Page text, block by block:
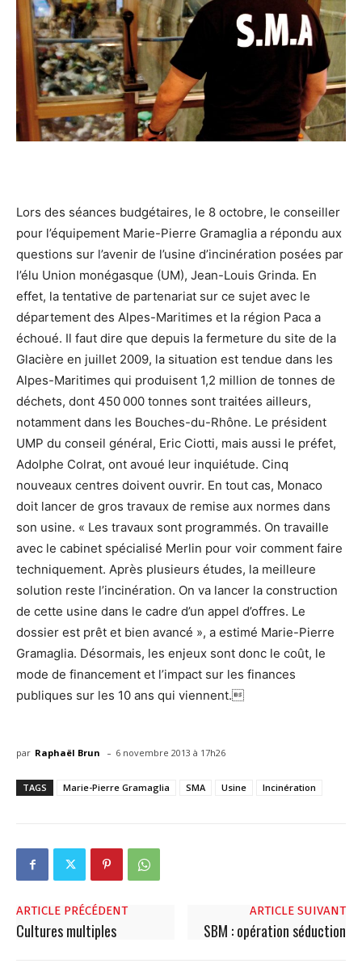
Lors des séances budgétaires, le 8 octobre, le conseiller
pour l’équipement Marie-Pierre Gramaglia a répondu aux
questions sur l’avenir de l’usine d’incinération posées par
l’élu Union monégasque (UM), Jean-Louis Grinda. En
effet, la tentative de partenariat sur ce sujet avec le
département des Alpes-Maritimes et la région Paca a
échoué. Il faut dire que depuis la fermeture du site de la
Glacière en juillet 2009, la situation est tendue dans les
Alpes-Maritimes qui produisent 1,2 million de tonnes de
déchets, dont 450 000 tonnes sont traitées ailleurs,
notamment dans les Bouches-du-Rhône. Le président
UMP du conseil général, Eric Ciotti, mais aussi le préfet,
Adolphe Colrat, ont avoué leur inquiétude. Cinq
nouveaux centres doivent ouvrir. En tout cas, Monaco
doit lancer de gros travaux de remise aux normes dans
son usine. « Les travaux sont programmés. On travaille
avec le cabinet spécialisé Merlin pour voir comment faire
techniquement. Après plusieurs études, la meilleure
solution reste l’incinération. On va lancer la construction
de cette usine dans le cadre d’un appel d’offres. Le
dossier est prêt et bien avancé », a estimé Marie-Pierre
Gramaglia. Désormais, les enjeux sont donc le coût, le
mode de financement et l’impact sur les finances
publiques sur les 10 ans qui viennent.
par Raphaël Brun - 6 novembre 2013 à 17h26
TAGS Marie-Pierre Gramaglia SMA Usine Incinération
ARTICLE PRÉCÉDENT
Cultures multiples
ARTICLE SUIVANT
SBM : opération séduction